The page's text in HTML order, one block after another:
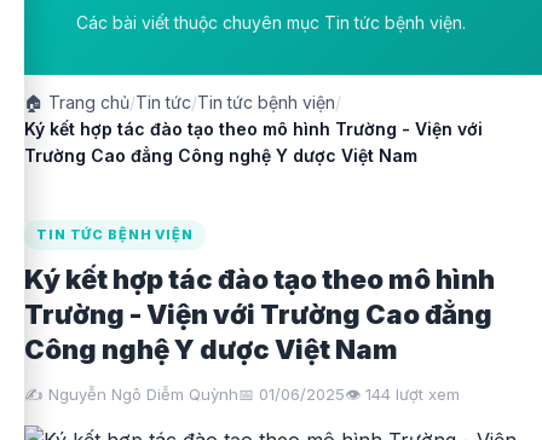
Các bài viết thuộc chuyên mục Tin tức bệnh viện.
🏠 Trang chủ/Tin tức/Tin tức bệnh viện/
Ký kết hợp tác đào tạo theo mô hình Trường - Viện với
Trường Cao đẳng Công nghệ Y dược Việt Nam
TIN TỨC BỆNH VIỆN
Ký kết hợp tác đào tạo theo mô hình
Trường - Viện với Trường Cao đẳng
Công nghệ Y dược Việt Nam
✍️ Nguyễn Ngô Diễm Quỳnh📅 01/06/2025👁️ 144 lượt xem